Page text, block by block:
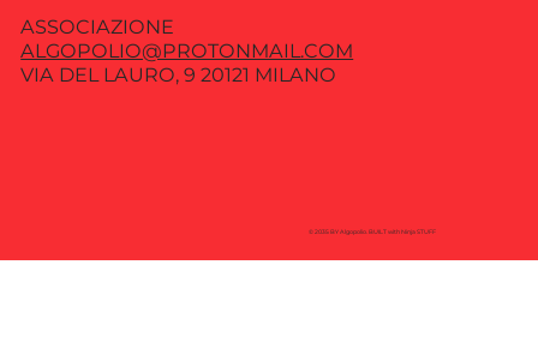
ASSOCIAZIONE
ALGOPOLIO@PROTONMAIL.COM
VIA DEL LAURO, 9 20121 MILANO
© 2035 BY Algopolio. BUILT with Ninja STUFF